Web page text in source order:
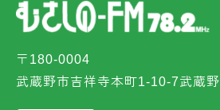
〒180-0004
武蔵野市吉祥寺本町1-10-7武蔵